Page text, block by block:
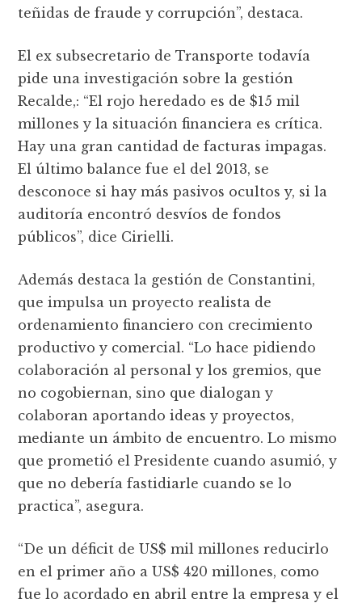
teñidas de fraude y corrupción”, destaca.
El ex subsecretario de Transporte todavía
pide una investigación sobre la gestión
Recalde,: “El rojo heredado es de $15 mil
millones y la situación financiera es crítica.
Hay una gran cantidad de facturas impagas.
El último balance fue el del 2013, se
desconoce si hay más pasivos ocultos y, si la
auditoría encontró desvíos de fondos
públicos”, dice Cirielli.
Además destaca la gestión de Constantini,
que impulsa un proyecto realista de
ordenamiento financiero con crecimiento
productivo y comercial. “Lo hace pidiendo
colaboración al personal y los gremios, que
no cogobiernan, sino que dialogan y
colaboran aportando ideas y proyectos,
mediante un ámbito de encuentro. Lo mismo
que prometió el Presidente cuando asumió, y
que no debería fastidiarle cuando se lo
practica”, asegura.
“De un déficit de US$ mil millones reducirlo
en el primer año a US$ 420 millones, como
fue lo acordado en abril entre la empresa y el